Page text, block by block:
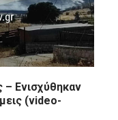
– Ενισχύθηκαν
(video-